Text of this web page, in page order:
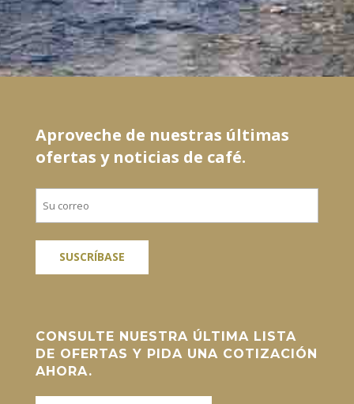
Aproveche de nuestras últimas
ofertas y noticias de café.
CONSULTE NUESTRA ÚLTIMA LISTA
DE OFERTAS Y PIDA UNA COTIZACIÓN
AHORA.